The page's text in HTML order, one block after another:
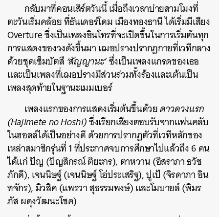
กลับมาที่คอนเสิร์ตวันนี้ เมื่อถึงเวลาบ่ายสามโมงที่
ตะวันเริ่มคล้อย ที่ธันเดอร์โดม เมืองทองธานี ได้เริ่มมีเสียง
Overture ซึ่งเป็นเพลงอินโทรที่จะเปิดขึ้นในการเริ่มต้นทุก
การแสดงของวงดังขึ้นมา เฌอปรางปรากฏกายที่เวทีกลาง
ด้วยชุดเซ็มบัตสึ ‘สัญญานะ’ซึ่งเป็นเพลงแกรดของเธอ
และเป็นเพลงที่เฌอปรางมีส่วนร่วมทั้งร้องและเต้นเป็น
เพลงสุดท้ายในฐานะเมมเบอร์
เพลงแรกของการแสดงเริ่มต้นขึ้นด้วยดาวดวงแรก
(Hajimete no Hoshi)ซึ่งเรียกเสียงตอบรับจากแฟนคลับ
ในฮอลล์ได้เป็นอย่างดี ด้วยการปรากฏตัวที่เวทีหลักของ
เหล่าสมาชิกรุ่นที่ 1 ที่ประกาศจบการศึกษาไปแล้วถึง 6 คน
ได้แก่ ปัญ (ปัญสิกรณ์ ติยะกร), ตาหวาน (อิสราภา ธวัช
ภักดี), เจนนิษฐ์ (เจนนิษฐ์ โอ่ประเสริฐ), ปูเป้ (จิรดาภา อิน
ทจักร), มิวสิค (แพรวา สุธรรมพงษ์) และโมบายล์ (พิมร
ภัส ผดุงวัฒนะโชค)